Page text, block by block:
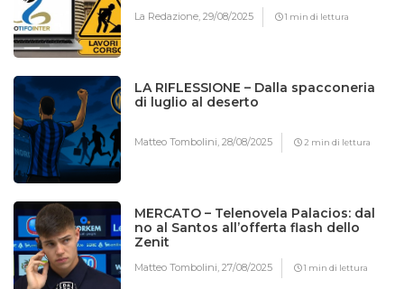
La Redazione,29/08/2025 1 min di lettura
LA RIFLESSIONE – Dalla spacconeria
di luglio al deserto
Matteo Tombolini,28/08/2025 2 min di lettura
MERCATO – Telenovela Palacios: dal
no al Santos all’offerta flash dello
Zenit
Matteo Tombolini,27/08/2025 1 min di lettura